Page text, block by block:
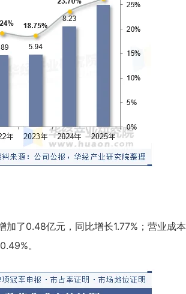
了0.48亿元，同比增长1.77%；营业成本
。